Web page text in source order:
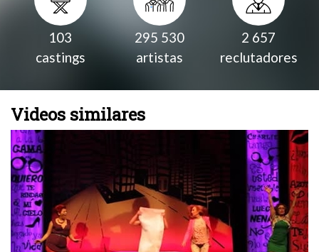
103
castings
295 530
artistas
2 657
reclutadores
Videos similares